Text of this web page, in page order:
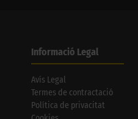
Informació Legal
Avís Legal
Termes de contractació
Política de privacitat